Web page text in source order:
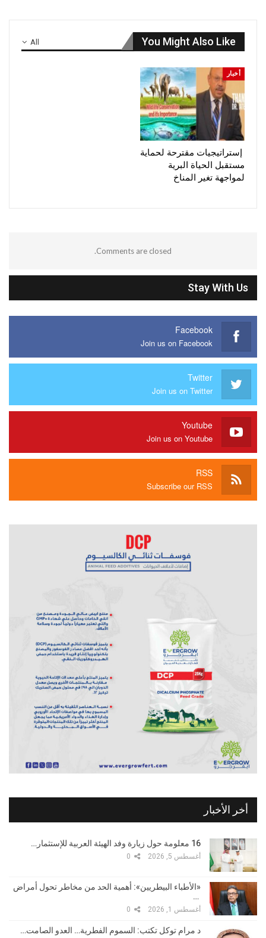
All You Might Also Like
أخبار
إستراتيجيات مقترحة لحماية
مستقبل الحياة البرية
لمواجهة تغير المناخ
Comments are closed.
Stay With Us
Facebook
Join us on Facebook
Twitter
Join us on Twitter
Youtube
Join us on Youtube
RSS
Subscribe our RSS
أخر الأخبار
16 معلومة حول زيارة وفد الهيئة العربية للإستثمار…
أغسطس 5, 2026
«الأطباء البيطريين»: أهمية الحد من مخاطر تحول أمراض
…
أغسطس 1, 2026
د مرام توكل تكتب: السموم الفطرية… العدو الصامت…